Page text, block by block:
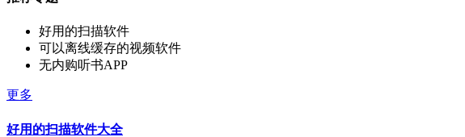
好用的扫描软件
可以离线缓存的视频软件
无内购听书APP
更多
好用的扫描软件大全